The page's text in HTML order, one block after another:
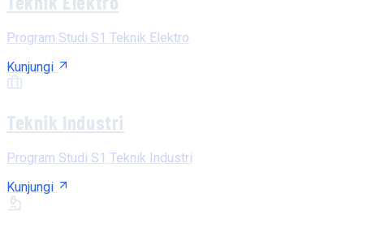
Program Studi S1 Teknik Elektro
Kunjungi
Teknik Industri
Program Studi S1 Teknik Industri
Kunjungi